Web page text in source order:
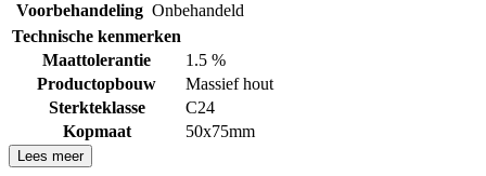
Voorbehandeling Onbehandeld
Technische kenmerken
Maattolerantie
1.5 %
Productopbouw
Massief hout
Sterkteklasse
C24
Kopmaat
50x75mm
Lees meer